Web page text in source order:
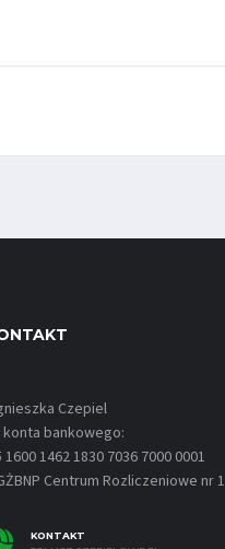
Czepiel
konta bankowego:
1600 1462 1830 7036 7000 0001
Centrum Rozliczeniowe nr 1
KONTAKT